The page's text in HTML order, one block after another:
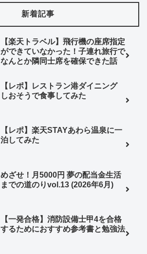
新着記事
【楽天トラベル】飛行機の座席指定
ができていなかった！子連れ旅行で
なんとか隣同士席を確保できた話
【レポ】レストラン港ダイニング
しおそうで食事してみた
【レポ】楽天STAYあわら温泉に一
泊してみた
めざせ！月5000円 夢の配当金生活
までの道のりvol.13 (2026年6月)
【一発合格】消防設備士甲4を合格
するためにおすすめ参考書と勉強法